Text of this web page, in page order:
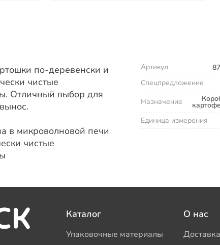
по-деревенски и
чистые
Отличный выбор для
в микроволновой печи
чистые
Артикул
Спецпредложение
Назначение
Единица измерения
Каталог
Упаковочные материалы
О нас